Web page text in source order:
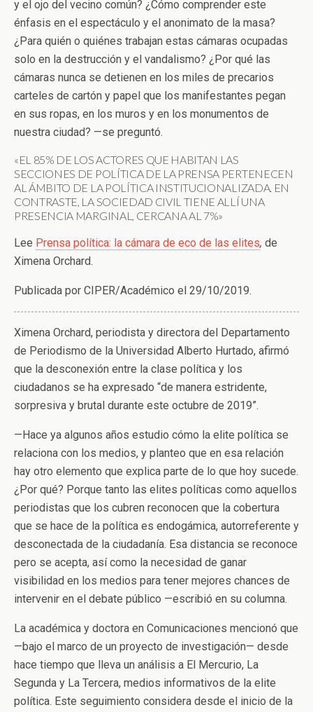
y el ojo del vecino común? ¿Cómo comprender este
énfasis en el espectáculo y el anonimato de la masa?
¿Para quién o quiénes trabajan estas cámaras ocupadas
solo en la destrucción y el vandalismo? ¿Por qué las
cámaras nunca se detienen en los miles de precarios
carteles de cartón y papel que los manifestantes pegan
en sus ropas, en los muros y en los monumentos de
nuestra ciudad? —se preguntó.
«EL 85% DE LOS ACTORES QUE HABITAN LAS
SECCIONES DE POLÍTICA DE LA PRENSA PERTENECEN
AL ÁMBITO DE LA POLÍTICA INSTITUCIONALIZADA. EN
CONTRASTE, LA SOCIEDAD CIVIL TIENE ALLÍ UNA
PRESENCIA MARGINAL, CERCANA AL 7%»
Lee Prensa política: la cámara de eco de las elites, de
Ximena Orchard.
Publicada por CIPER/Académico el 29/10/2019.
Ximena Orchard, periodista y directora del Departamento
de Periodismo de la Universidad Alberto Hurtado, afirmó
que la desconexión entre la clase política y los
ciudadanos se ha expresado “de manera estridente,
sorpresiva y brutal durante este octubre de 2019”.
—Hace ya algunos años estudio cómo la elite política se
relaciona con los medios, y planteo que en esa relación
hay otro elemento que explica parte de lo que hoy sucede.
¿Por qué? Porque tanto las elites políticas como aquellos
periodistas que los cubren reconocen que la cobertura
que se hace de la política es endogámica, autorreferente y
desconectada de la ciudadanía. Esa distancia se reconoce
pero se acepta, así como la necesidad de ganar
visibilidad en los medios para tener mejores chances de
intervenir en el debate público —escribió en su columna.
La académica y doctora en Comunicaciones mencionó que
—bajo el marco de un proyecto de investigación— desde
hace tiempo que lleva un análisis a El Mercurio, La
Segunda y La Tercera, medios informativos de la elite
política. Este seguimiento considera desde el inicio de la